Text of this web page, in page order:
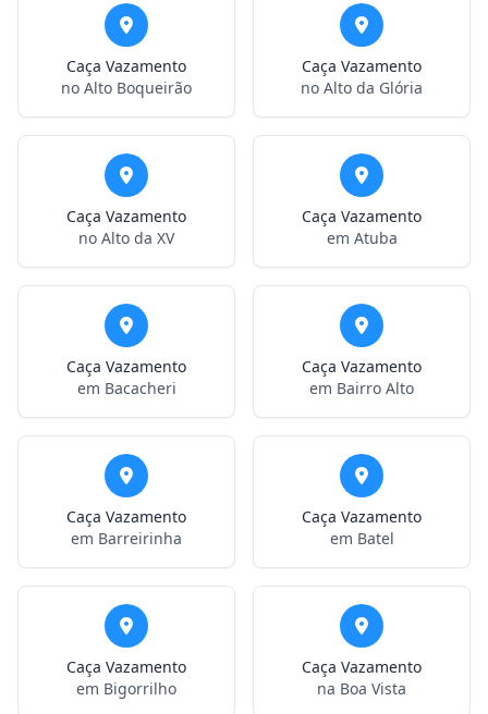
Caça Vazamento
no Alto Boqueirão
Caça Vazamento
no Alto da Glória
Caça Vazamento
no Alto da XV
Caça Vazamento
em Atuba
Caça Vazamento
em Bacacheri
Caça Vazamento
em Bairro Alto
Caça Vazamento
em Barreirinha
Caça Vazamento
em Batel
Caça Vazamento
em Bigorrilho
Caça Vazamento
na Boa Vista